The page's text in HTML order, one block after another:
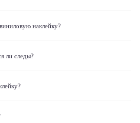
наклейку?
ли следы?